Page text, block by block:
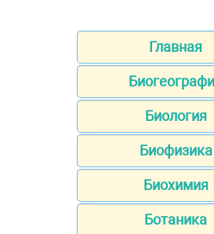
Главная
Биология
Биофизика
Биохимия
Ботаника